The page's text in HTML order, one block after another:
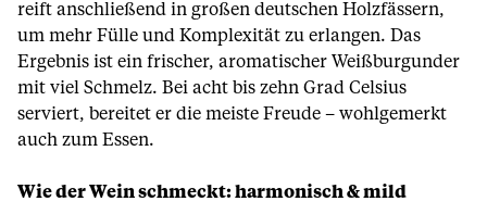
reift anschließend in großen deutschen Holzfässern,
um mehr Fülle und Komplexität zu erlangen. Das
Ergebnis ist ein frischer, aromatischer Weißburgunder
mit viel Schmelz. Bei acht bis zehn Grad Celsius
serviert, bereitet er die meiste Freude – wohlgemerkt
auch zum Essen.
Wie der Wein schmeckt: harmonisch & mild